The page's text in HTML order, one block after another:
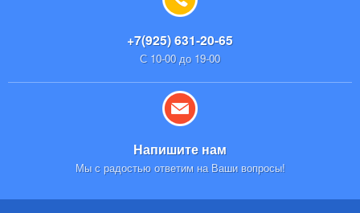
+7(925) 631-20-65
С 10-00 до 19-00
Напишите нам
Мы с радостью ответим на Ваши вопросы!